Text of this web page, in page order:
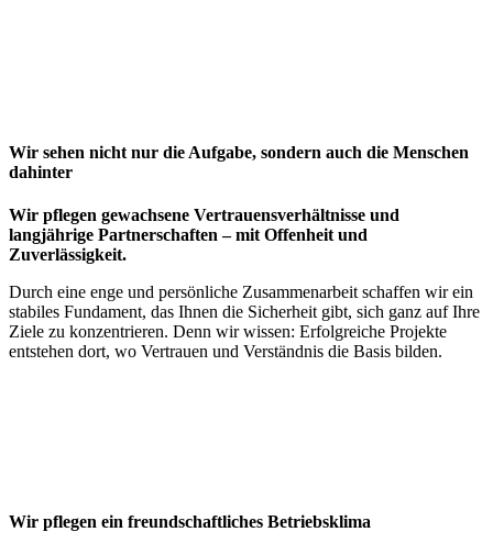
Wir sehen nicht nur die Aufgabe, sondern auch die Menschen
dahinter
Wir pflegen gewachsene Vertrauensverhältnisse und
langjährige Partnerschaften – mit Offenheit und
Zuverlässigkeit.
Durch eine enge und persönliche Zusammenarbeit schaffen wir ein
stabiles Fundament, das Ihnen die Sicherheit gibt, sich ganz auf Ihre
Ziele zu konzentrieren. Denn wir wissen: Erfolgreiche Projekte
entstehen dort, wo Vertrauen und Verständnis die Basis bilden.
Wir pflegen ein freundschaftliches Betriebsklima